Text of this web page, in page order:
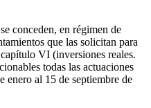
conceden, en régimen de
que las solicitan para
VI (inversiones reales.
todas las actuaciones
enero al 15 de septiembre de